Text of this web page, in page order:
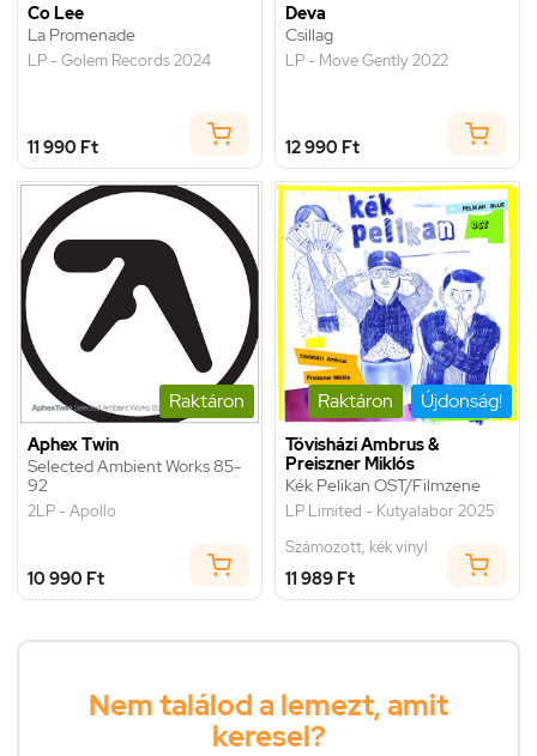
Co Lee
La Promenade
LP - Golem Records 2024
11 990 Ft
Deva
Csillag
LP - Move Gently 2022
12 990 Ft
Raktáron
Aphex Twin
Selected Ambient Works 85-
92
2LP - Apollo
10 990 Ft
Raktáron Újdonság!
Tövisházi Ambrus &
Preiszner Miklós
Kék Pelikan OST/Filmzene
LP Limited - Kutyalabor 2025
Számozott, kék vinyl
11 989 Ft
Nem találod a lemezt, amit
keresel?